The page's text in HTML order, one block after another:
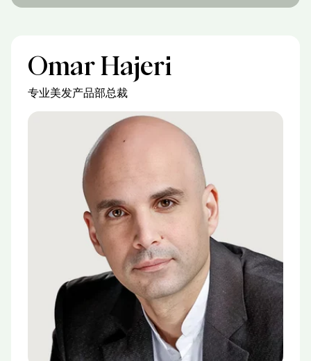
Omar Hajeri
专业美发产品部总裁